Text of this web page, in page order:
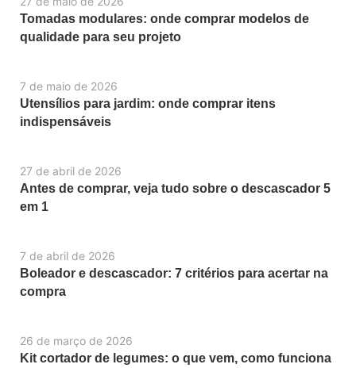
Tomadas modulares: onde comprar modelos de
qualidade para seu projeto
7 de maio de 2026
Utensílios para jardim: onde comprar itens
indispensáveis
27 de abril de 2026
Antes de comprar, veja tudo sobre o descascador 5
em 1
7 de abril de 2026
Boleador e descascador: 7 critérios para acertar na
compra
26 de março de 2026
Kit cortador de legumes: o que vem, como funciona